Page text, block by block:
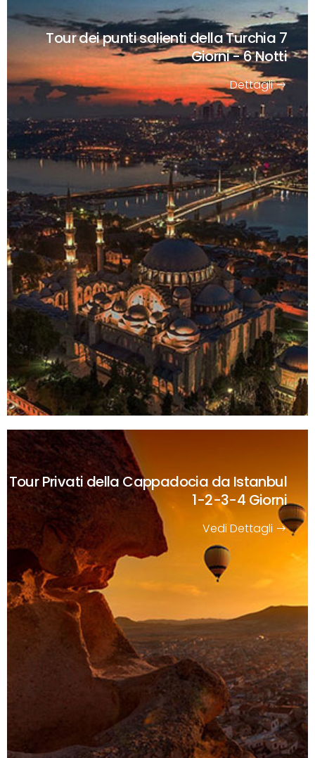
Tour dei punti salienti della Turchia 7
Giorni - 6 Notti
Dettagli
Tour Privati della Cappadocia da Istanbul
1-2-3-4 Giorni
Vedi Dettagli